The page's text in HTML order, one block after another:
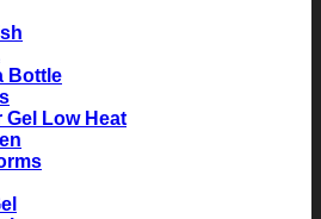
Bottle
Gel Low Heat